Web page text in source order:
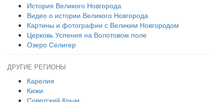
История Великого Новгорода
Видео о истории Великого Новгорода
Картины и фотографии с Великим Новгородом
Церковь Успения на Волотовом поле
Озеро Селигер
ДРУГИЕ РЕГИОНЫ
Карелия
Кижи
Советский Крым